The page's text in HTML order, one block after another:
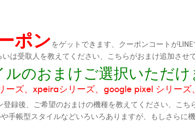
ポンをゲットできます、クーポンコートが
は受取人を教えてください、こちらがおまけ追加させ
のおまけご選択いただけ
ズ、xpeiraシリーズ、google pixel シリー
録後、ご希望のおまけの機種を教えてください、こ
帳型スタイルなどいろいろありますが、もしさらに